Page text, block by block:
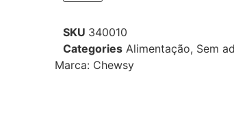
SKU 340010
Categories Alimentação, Sem
Marca: Chewsy